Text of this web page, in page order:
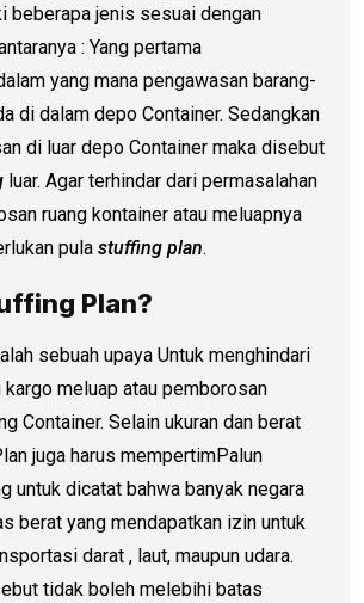
beberapa jenis sesuai dengan
: Yang pertama
yang mana pengawasan barang-
di dalam depo Container. Sedangkan
di luar depo Container maka disebut
luar. Agar terhindar dari permasalahan
ruang kontainer atau meluapnya
pula stuffing plan.
Plan?
sebuah upaya Untuk menghindari
meluap atau pemborosan
Container. Selain ukuran dan berat
juga harus mempertimPalun
untuk dicatat bahwa banyak negara
berat yang mendapatkan izin untuk
darat , laut, maupun udara.
tidak boleh melebihi batas